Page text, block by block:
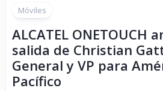
Móviles
ALCATEL ONETOUCH
salida de Christian
General y VP para
Pacífico